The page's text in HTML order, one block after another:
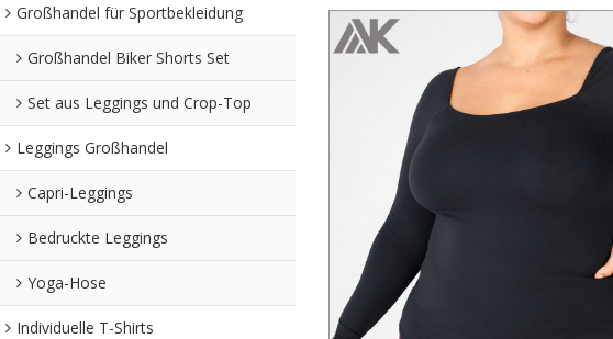
Großhandel für Sportbekleidung
Großhandel Biker Shorts Set
Set aus Leggings und Crop-Top
Leggings Großhandel
Capri-Leggings
Bedruckte Leggings
Yoga-Hose
Individuelle T-Shirts